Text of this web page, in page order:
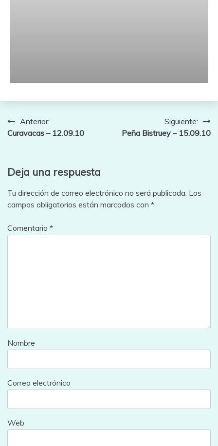
Navegación
Anterior:
Curavacas – 12.09.10
Siguiente:
Peña Bistruey – 15.09.10
Deja una respuesta
Tu dirección de correo electrónico no será publicada. Los
campos obligatorios están marcados con *
Comentario *
Nombre
Correo electrónico
Web